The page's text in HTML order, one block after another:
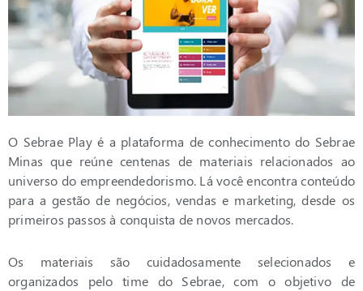
O Sebrae Play é a plataforma de conhecimento do Sebrae
Minas que reúne centenas de materiais relacionados ao
universo do empreendedorismo. Lá você encontra conteúdo
para a gestão de negócios, vendas e marketing, desde os
primeiros passos à conquista de novos mercados.
Os materiais são cuidadosamente selecionados e
organizados pelo time do Sebrae, com o objetivo de